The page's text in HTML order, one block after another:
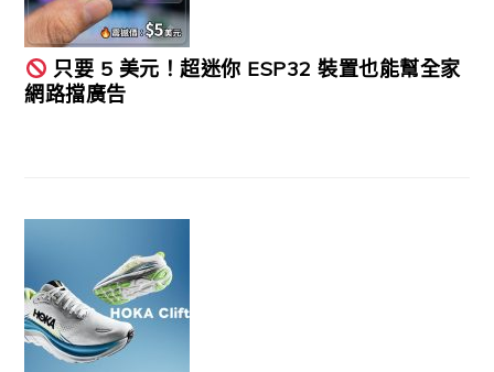
只要 5 美元！超迷你 ESP32 裝置也能幫全家
網路擋廣告